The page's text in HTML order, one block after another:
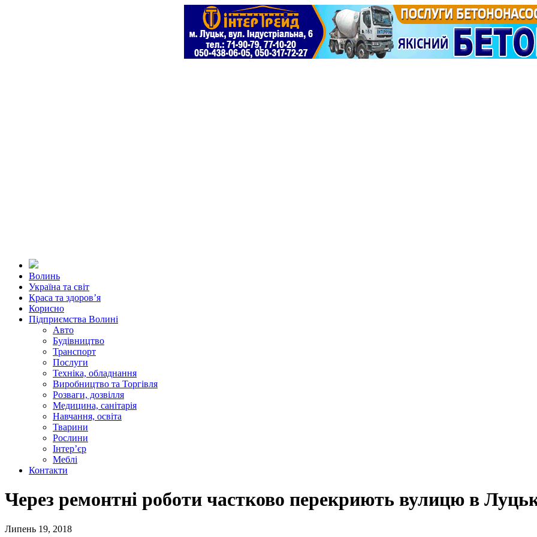
Волинь
Україна та світ
Краса та здоров’я
Корисно
Підприємства Волині
Авто
Будівництво
Транспорт
Послуги
Техніка, обладнання
Виробництво та Торгівля
Розваги, дозвілля
Медицина, санітарія
Навчання, освіта
Тварини
Рослини
Інтер’єр
Меблі
Контакти
Через ремонтні роботи частково перекриють вулицю в
Липень 19, 2018